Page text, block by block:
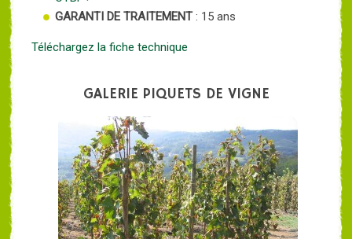
GARANTI DE TRAITEMENT: 15 ans
Téléchargez la fiche technique
GALERIE PIQUETS DE VIGNE